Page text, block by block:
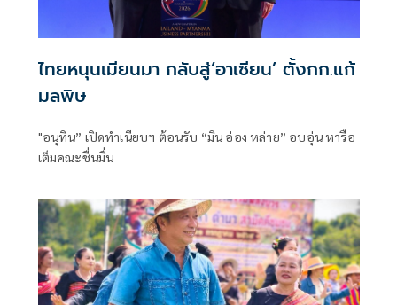
ไทยหนุนเมียนมา กลับสู่‘อาเซียน’ ตั้งกก.แก้
มลพิษ
"อนุทิน” เปิดทำเนียบฯ ต้อนรับ “มิน อ่อง หล่าย” อบอุ่น หารือ
เต็มคณะชื่นมื่น